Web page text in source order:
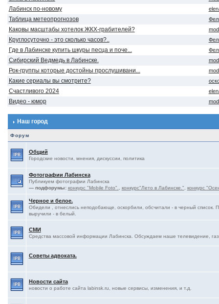
Лабинск по-новому
Таблица метеопрогнозов
Каковы масштабы хотелок ЖКХ-грабителей?
Круглосуточно - это сколько часов?..
Где в Лабинске купить шкуры песца и поче...
Сибирский Ведмедь в Лабинске.
Рок-группы которые достойны прослушивани...
Какие сериалы вы смотрите?
Счастливого 2024
Видео - юмор
Наш город
Форум
Общий
Городские новости, мнения, дискуссии, политика
Фотографии Лабинска
Публикуем фотографии Лабинска
— подфорумы: конкурс "Mobile Foto". конкурс"Лето в Лабинске." конкурс
Черное и белое.
Обидели , отнеслись неподобающе, оскорбили, обсчитали - в черный список.
выручили - в белый.
СМИ
Средства массовой информации Лабинска. Обсуждаем наше телевидение,
Советы адвоката.
Новости сайта
новости о работе сайта labinsk.ru, новые сервисы, изменения, и т.д.